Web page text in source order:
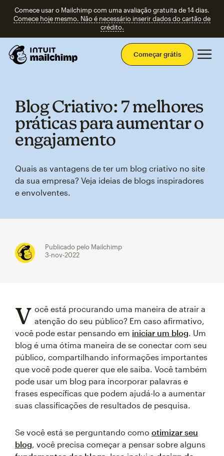
Comece usar o Mailchimp com uma avaliação gratuita de 14 dias.
Comece hoje mesmo. Não é necessário inserir dados do cartão de
crédito.
Começar grátis
Blog Criativo: 7 melhores
práticas para aumentar o
engajamento
Quais as vantagens de ter um blog criativo no site
da sua empresa? Veja ideias de blogs inspiradores
e envolventes.
Publicado pelo Mailchimp
3-nov-2022
V ocê está procurando uma maneira de atrair a
atenção do seu público? Em caso afirmativo,
você pode estar pensando em iniciar um blog. Um
blog é uma ótima maneira de se conectar com seu
público, compartilhando informações importantes
que você pode querer que ele saiba. Você também
pode usar um blog para incorporar palavras e
frases específicas que podem ajudá-lo a aumentar
suas classificações de resultados de pesquisa.
Se você está se perguntando como otimizar seu
blog, você precisa começar a pensar sobre alguns